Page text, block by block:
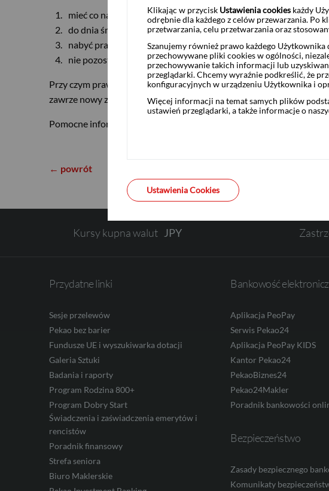
mieć co najmniej 60 lat (jeśli jesteś kobietą) i 65 lat (jeśli jesteś
do dnia śmierci swojego małżonka pozostawać z nim we
nabyć prawo do renty rodzinnej po zmarłym małżonku nie
nie pozostawać obecnie w związku małżeńskim.
Przy czym prawo do wypłaty świadczeń łącznie z rentą rodzinną
zawrze nowy związek małżeński.
Pomocne informacje:
← powrót
Kursy kupna walut
AED
AUD
HUF
JPY
Przydatne linki
Sesje przelewów
Pekao bez barier
Fundusze UE i wyszukiwarka dotacji
Galeria Sztuki
Badania i raporty
Program Rodzina 800+
Program Dobry Start
Świadczenia i zaświadczenia emerytów i
rencistów
Poradnik finansowy
Strefa seniora
Biuro Maklerskie
Bankowość
Aplikacja PeoPay
Serwis Pekao24
Aplikacja PeoPay KIDS
Kantor Pekao24
PekaoBiznes24
Pekao24Makler
Poradnik bankowości
Bezpieczeństwo
Zasady bezpiecznego
Komunikaty
Klikając w przycisk Ustawienia cookies każdy
odrębnie dla każdego z celów przewarzania. Po
przetwarzania, celu przetwarzania oraz
Szanujemy również prawo każdego
przechowywane pliki cookies w ogólności,
przechowywanie takich informacji lub
przeglądarki. Chcemy wyraźnie podkreślić, że
konfiguracyjnych w urządzeniu Użytkownika i
Więcej informacji na temat samych plików
ustawień przeglądarki, a także informacje o
Ustawienia Cookies